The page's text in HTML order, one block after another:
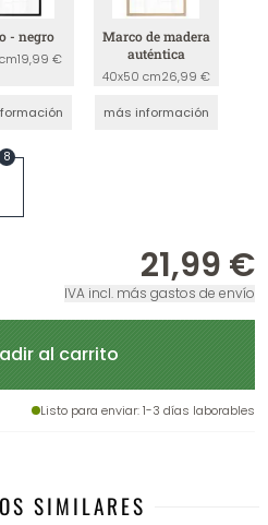
- negro
19,99 €
Marco de madera
auténtica
40x50 cm26,99 €
más información
8
21,99 €
IVA incl. más gastos de envío
al carrito
Listo para enviar: 1-3 días laborables
SIMILARES